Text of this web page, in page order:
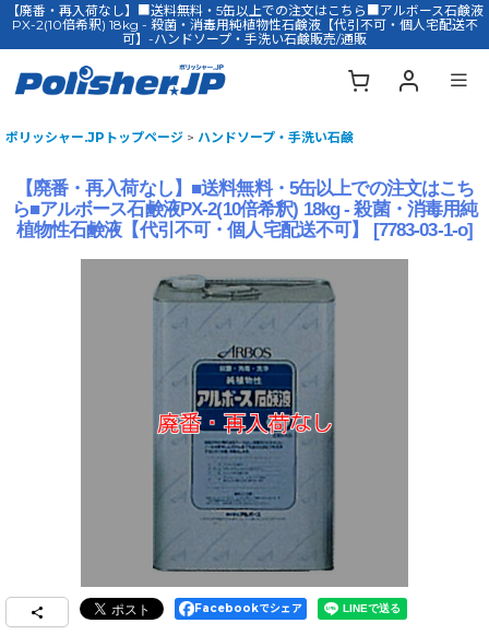
【廃番・再入荷なし】■送料無料・5缶以上での注文はこちら■アルボース石鹸液
PX-2(10倍希釈) 18kg - 殺菌・消毒用純植物性石鹸液【代引不可・個人宅配送不
可】-ハンドソープ・手洗い石鹸販売/通販
ポリッシャー.JPトップページ > ハンドソープ・手洗い石鹸
【廃番・再入荷なし】■送料無料・5缶以上での注文はこち
ら■アルボース石鹸液PX-2(10倍希釈) 18kg - 殺菌・消毒用純
植物性石鹸液【代引不可・個人宅配送不可】
[7783-03-1-o]
Facebookでシェア